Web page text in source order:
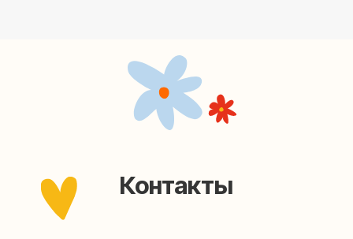
Мастерские упаковки подарков работают без
Мастерская на Плющихе